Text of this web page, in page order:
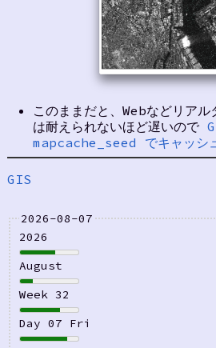
2026-08-07
2026
August
Week 32
Day 07 Fri
このままだと、Webなどリア
は耐えられないほど遅いので
mapcache_seed でキャッシ
GIS